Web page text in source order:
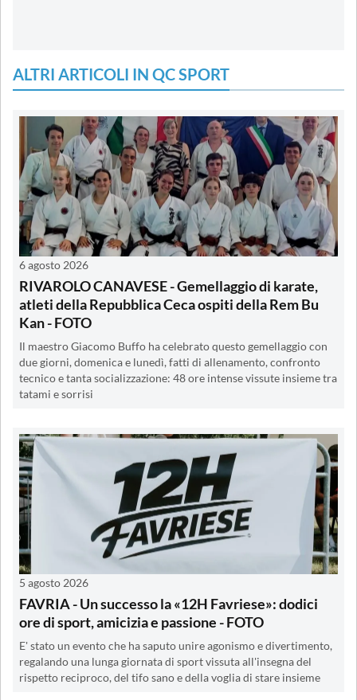
ALTRI ARTICOLI IN QC SPORT
6 agosto 2026
RIVAROLO CANAVESE - Gemellaggio di karate,
atleti della Repubblica Ceca ospiti della Rem Bu
Kan - FOTO
Il maestro Giacomo Buffo ha celebrato questo gemellaggio con
due giorni, domenica e lunedì, fatti di allenamento, confronto
tecnico e tanta socializzazione: 48 ore intense vissute insieme tra
tatami e sorrisi
5 agosto 2026
FAVRIA - Un successo la «12H Favriese»: dodici
ore di sport, amicizia e passione - FOTO
E' stato un evento che ha saputo unire agonismo e divertimento,
regalando una lunga giornata di sport vissuta all'insegna del
rispetto reciproco, del tifo sano e della voglia di stare insieme